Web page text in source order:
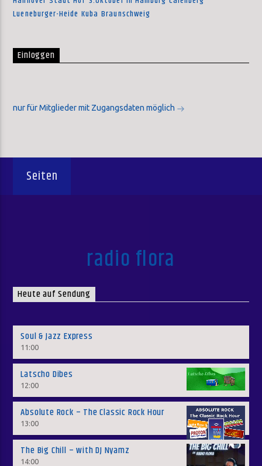
Lueneburger-Heide Kuba Braunschweig
Einloggen
nur für Mitglieder mit Zugangsdaten möglich
Seiten
radio flora
Heute auf Sendung
Soul & Jazz Express
11:00
Latscho Dibes
12:00
Absolute Rock – The Classic Rock Hour
13:00
The Big Chill – with DJ Nyamz
14:00